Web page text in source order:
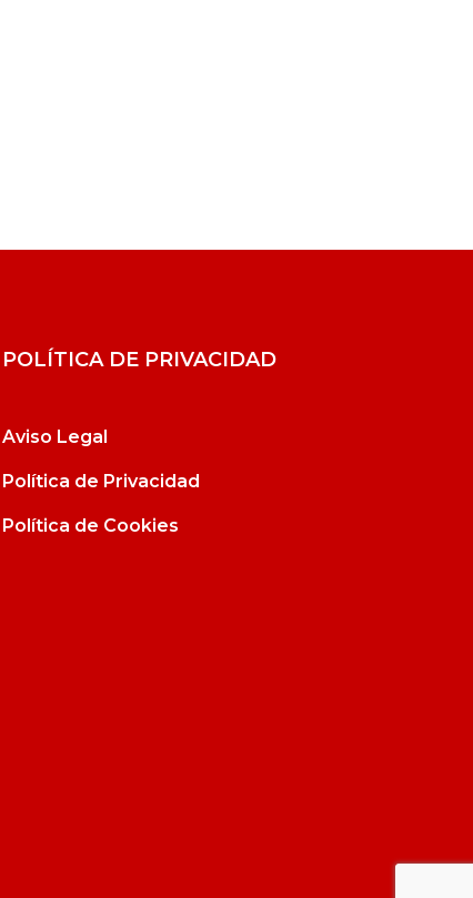
POLÍTICA DE PRIVACIDAD
Aviso Legal
Política de Privacidad
Política de Cookies